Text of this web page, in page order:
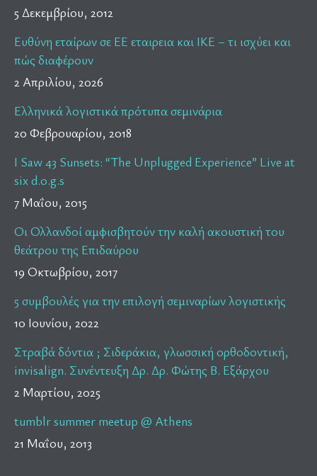
5 Δεκεμβρίου, 2012
Ευθύνη εταίρων σε ΕΕ εταιρεια και ΙΚΕ – τι ισχύει και
πώς διαφέρουν
2 Απριλίου, 2026
Ελληνικά λογιστικά πρότυπα σεμινάρια
20 Φεβρουαρίου, 2018
I Saw 43 Sunsets: “The Unplugged Experience” Live at
six d.o.g.s
7 Μαΐου, 2015
Οι Ολλανδοί αμφισβητούν την καλή ακουστική του
θεάτρου της Επιδαύρου
19 Οκτωβρίου, 2017
5 συμβουλές για την επιλογή σεμιναρίων λογιστικής
10 Ιουνίου, 2022
Στραβά δόντια ; Σιδεράκια, γλωσσική ορθοδοντική,
invisalign. Συνέντευξη Δρ. Δρ. Φώτης Β. Εξάρχου
2 Μαρτίου, 2025
tumblr summer meetup @ Athens
21 Μαΐου, 2013